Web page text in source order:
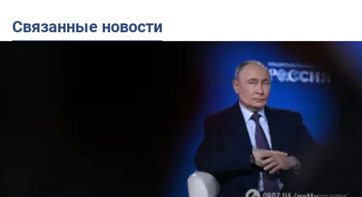
Связанные новости